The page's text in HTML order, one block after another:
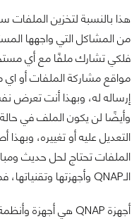
هذا بالنسبة لتخزين الملفات
من المشاكل التي واجهها
فلكي تشارك ملفًا مع أي
مواقع مشاركة الملفات أو
إرساله له، وبهذا أنت
وأيضًا لن يكون الملف في
التعديل عليه أو تغييره،
الملفات تحتاج لحل حديث
الـQNAP وأجهزتها وتقنياتها، فما هي إذن؟